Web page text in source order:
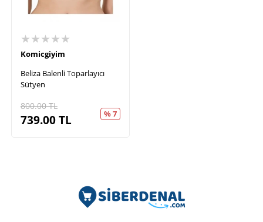
★★★★★
Komicgiyim
Beliza Balenli Toparlayıcı
Sütyen
800.00TL
739.00TL % 7